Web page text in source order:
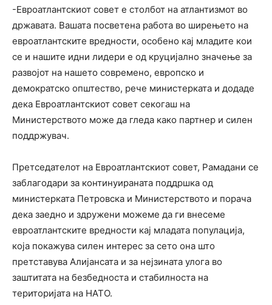
-Евроатлантскиот совет е столбот на атлантизмот во
државата. Вашата посветена работа во ширењето на
евроатлантските вредности, особено кај младите кои
се и нашите идни лидери е од круцијално значење за
развојот на нашето современо, европско и
демократско општество, рече министерката и додаде
дека Евроатлантскиот совет секогаш на
Министерството може да гледа како партнер и силен
поддржувач.
Претседателот на Евроатлантскиот совет, Рамадани се
заблагодари за континуираната поддршка од
министерката Петровска и Министерството и порача
дека заедно и здружени можеме да ги внесеме
евроатлантските вредности кај младата популација,
која покажува силен интерес за сето она што
претставува Алијансата и за нејзината улога во
заштитата на безбедноста и стабилноста на
територијата на НАТО.